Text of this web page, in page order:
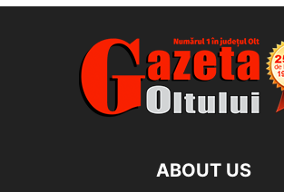
ABOUT US